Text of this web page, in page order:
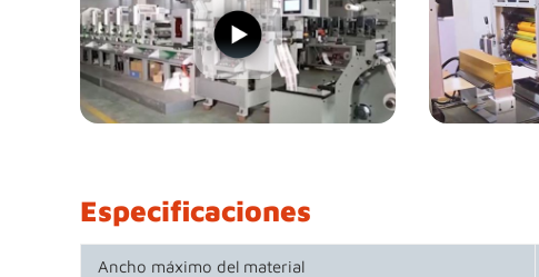
Especificaciones
Ancho máximo del material